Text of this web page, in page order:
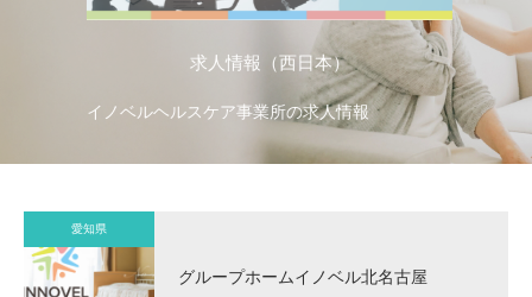
求人情報（西日本）
イノベルヘルスケア事業所の求人情報
愛知県
グループホームイノベル北名古屋